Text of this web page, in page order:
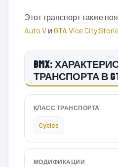
Этот транспорт также
Auto V и GTA Vice City
BMX:
ТРАНСПОРТА В
КЛАСС ТРАНСПОРТА
Cycles
МОДИФИКАЦИИ